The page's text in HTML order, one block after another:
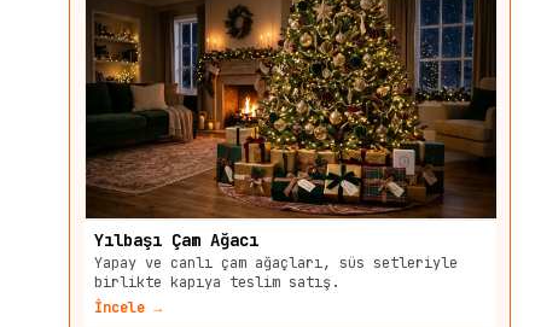
Yılbaşı Çam Ağacı
Yapay ve canlı çam ağaçları, süs setleriyle
birlikte kapıya teslim satış.
İncele →